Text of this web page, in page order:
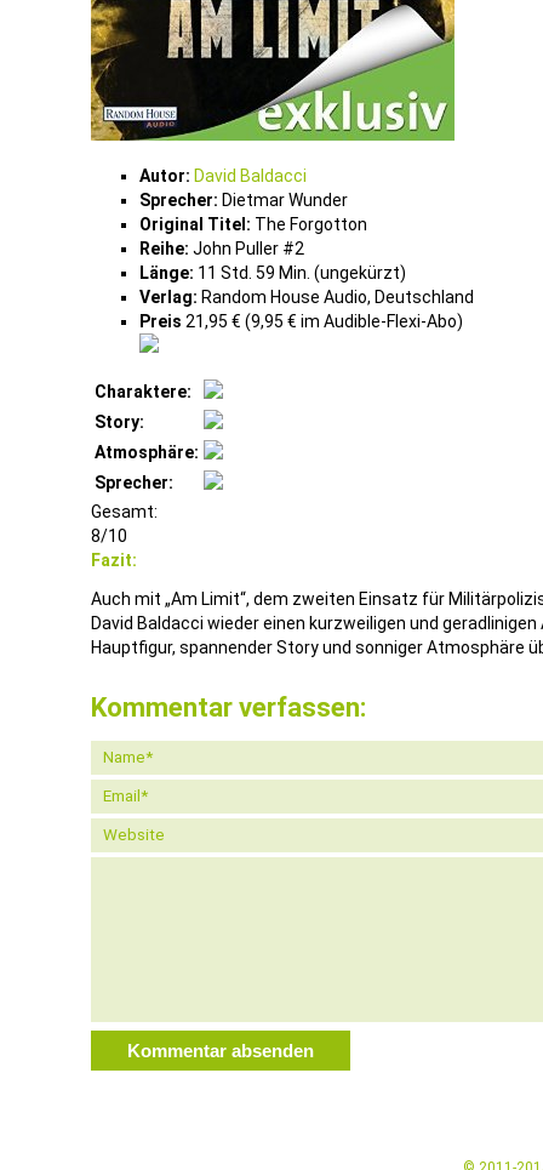
Autor: David Baldacci
Sprecher: Dietmar Wunder
Original Titel: The Forgotton
Reihe: John Puller #2
Länge: 11 Std. 59 Min. (ungekürzt)
Verlag: Random House Audio, Deutschland
Preis 21,95 € (9,95 € im Audible-Flexi-Abo)
Charaktere:
Story:
Atmosphäre:
Sprecher:
Gesamt:
8/10
Fazit:
Auch mit „Am Limit“, dem zweiten Einsatz für
David Baldacci wieder einen kurzweiligen und
Hauptfigur, spannender Story und sonniger Atmosphäre
Kommentar verfassen: